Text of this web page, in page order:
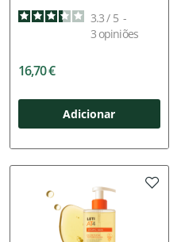
3.3/ 5 -
3 opiniões
16,70 €
Adicionar